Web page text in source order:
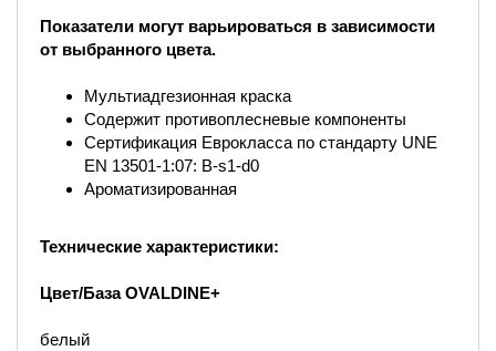
Показатели могут варьироваться в зависимости
от выбранного цвета.
Мультиадгезионная краска
Содержит противоплесневые компоненты
Сертификация Еврокласса по стандарту UNE
EN 13501-1:07: B-s1-d0
Ароматизированная
Технические характеристики:
Цвет/База OVALDINE+
белый